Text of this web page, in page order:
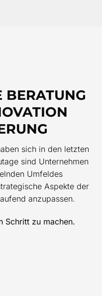
BERATUNG
sich in den letzten
sind Unternehmen
Umfeldes
Aspekte der
anzupassen.
Schritt zu machen.